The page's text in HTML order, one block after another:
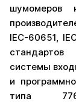
IEC-60651,
системы
и
типа